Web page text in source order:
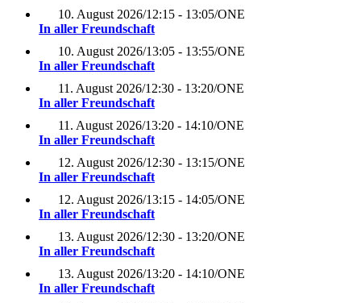
10. August 2026/12:15 - 13:05/ONE
In aller Freundschaft
10. August 2026/13:05 - 13:55/ONE
In aller Freundschaft
11. August 2026/12:30 - 13:20/ONE
In aller Freundschaft
11. August 2026/13:20 - 14:10/ONE
In aller Freundschaft
12. August 2026/12:30 - 13:15/ONE
In aller Freundschaft
12. August 2026/13:15 - 14:05/ONE
In aller Freundschaft
13. August 2026/12:30 - 13:20/ONE
In aller Freundschaft
13. August 2026/13:20 - 14:10/ONE
In aller Freundschaft